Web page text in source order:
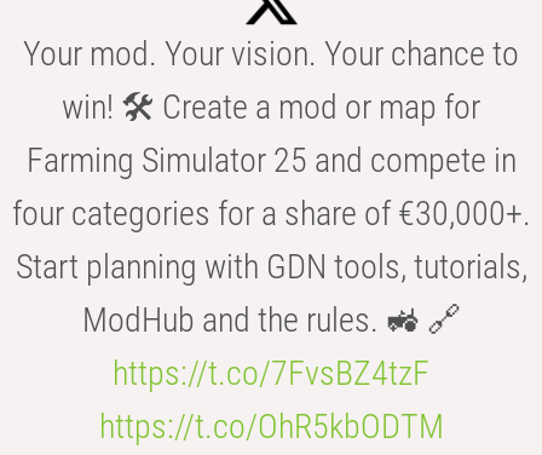
Your mod. Your vision. Your chance to
win! 🛠️ Create a mod or map for
Farming Simulator 25 and compete in
four categories for a share of €30,000+.
Start planning with GDN tools, tutorials,
ModHub and the rules. 🚜 🔗
https://t.co/7FvsBZ4tzF
https://t.co/OhR5kbODTM